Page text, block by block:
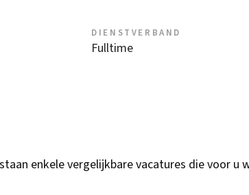
DIENSTVERBAND
Fulltime
enkele vergelijkbare vacatures die voor u